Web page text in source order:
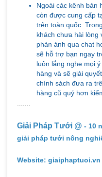
Ngoài các kênh bán
còn được cung cấp
trên toàn quốc.
khách chưa hài lòng
phản ánh qua chat
sẽ hỗ trợ bạn ngay
luôn lắng nghe mọi
hàng và sẽ giải
chính sách đưa ra
hàng cũ quý hơn
Giải Pháp Tưới @ - 10
giải pháp tưới nông
Website: giaiphaptuoi.vn